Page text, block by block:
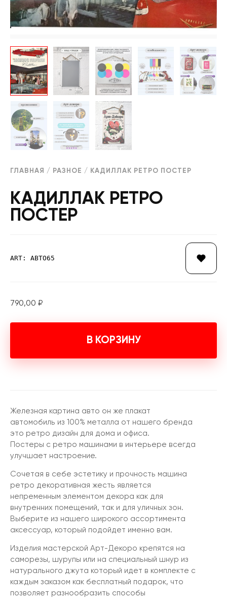
ГЛАВНАЯ / РАЗНОЕ / КАДИЛЛАК РЕТРО ПОСТЕР
КАДИЛЛАК РЕТРО
ПОСТЕР
ART: АВТО65
790,00 ₽
В КОРЗИНУ
Железная картина авто он же плакат
автомобиль из 100% металла от нашего бренда
это ретро дизайн для дома и офиса.
Постеры с ретро машинами в интерьере всегда
улучшает настроение.
Сочетая в себе эстетику и прочность машина
ретро декоративная жесть является
непременным элементом декора как для
внутренних помещений, так и для уличных зон.
Выберите из нашего широкого ассортимента
аксессуар, который подойдет именно вам.
Изделия мастерской Арт-Декоро крепятся на
саморезы, шурупы или на специальный шнур из
натурального джута который идет в комплекте с
каждым заказом как бесплатный подарок, что
позволяет разнообразить способы